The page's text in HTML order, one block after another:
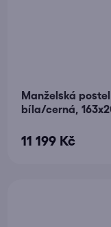
Manželská postel
bíla/cerná,
11 199 Kč